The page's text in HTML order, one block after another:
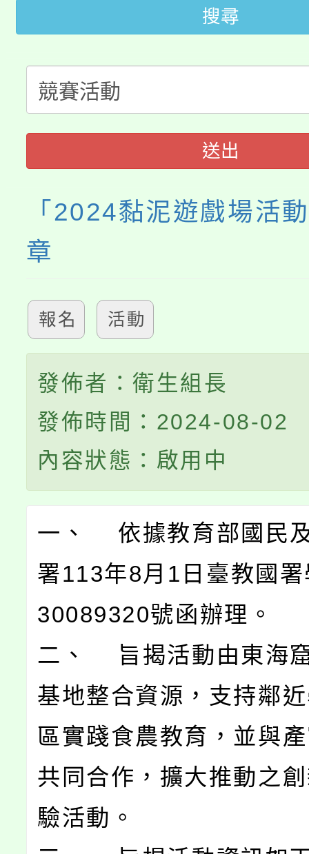
視費優惠，中低收入戶
半價優惠，詳情可洽有
者。
大園自造教育及科技
份教師增能研習
份教師研習
淨零綠生活教案入校路
會
程
搜尋
送出
「2024黏泥遊戲場活
章
報名 活動
發佈者：衛生組長
發佈時間：2024-08-02
內容狀態：啟用中
一、 依據教育部國民
署113年8月1日臺教國
30089320號函辦理。
二、 旨揭活動由東海
基地整合資源，支持鄰
區實踐食農教育，並與
共同合作，擴大推動之
驗活動。